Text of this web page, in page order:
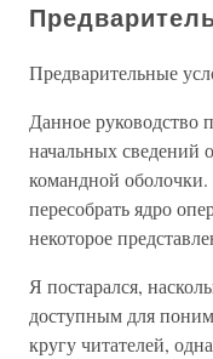
Предварительные
Данное руководство
начальных сведений
командной
пересобрать ядро
некоторое
Я постарался,
доступным для
кругу читателей,